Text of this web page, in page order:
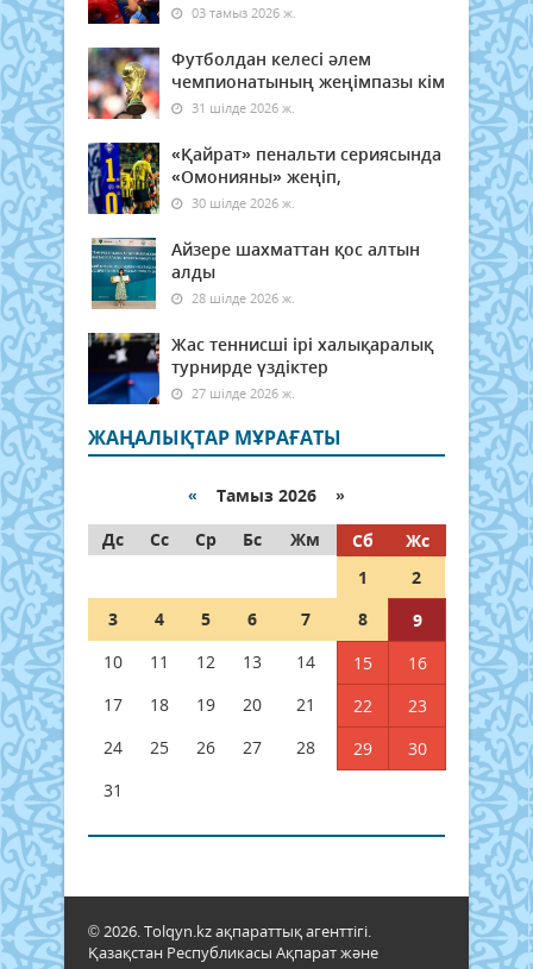
03 тамыз 2026 ж.
Футболдан келесі әлем
чемпионатының жеңімпазы кім
31 шілде 2026 ж.
«Қайрат» пенальти сериясында
«Омонияны» жеңіп,
30 шілде 2026 ж.
Айзере шахматтан қос алтын
алды
28 шілде 2026 ж.
Жас теннисші ірі халықаралық
турнирде үздіктер
27 шілде 2026 ж.
ЖАҢАЛЫҚТАР МҰРАҒАТЫ
« Тамыз 2026 »
Дс
Сс Ср Бс Жм Сб
Жс
1
2
3
4 5 6 7 8
9
10
11 12 13 14 15
16
17
18 19 20 21 22
23
24
25 26 27 28 29
30
31
© 2026. Tolqyn.kz ақпараттық агенттігі.
Қазақстан Республикасы Ақпарат және